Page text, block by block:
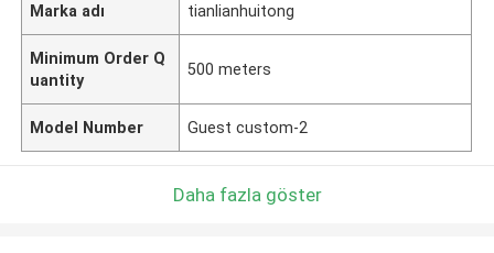
Marka adı tianlianhuitong
Minimum Order Q
uantity
500 meters
Model Number Guest custom-2
Daha fazla göster